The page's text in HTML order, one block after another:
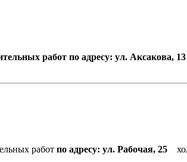
работ по адресу: ул. Аксакова,
работ по адресу: ул. Рабочая, 25